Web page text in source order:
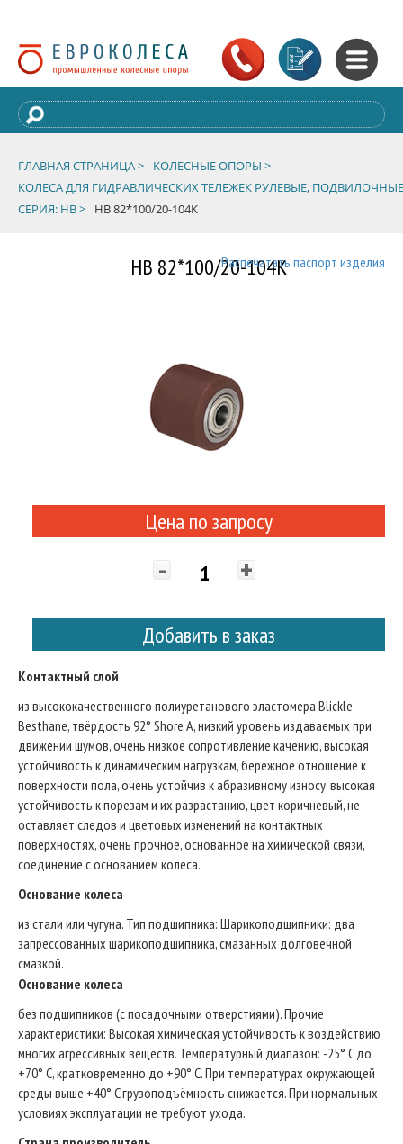
ГЛАВНАЯ СТРАНИЦА >
КОЛЕСНЫЕ ОПОРЫ >
КОЛЕСА ДЛЯ ГИДРАВЛИЧЕСКИХ ТЕЛЕЖЕК РУЛЕВЫЕ,
СЕРИЯ: HB >
HB 82*100/20-104K
HB 82*100/20-104KРаспечатать паспорт изделия
Цена по запросу
- +
Добавить в заказ
Контактный слой
из высококачественного полиуретанового эластомера Blickle
Besthane, твёрдость 92° Shore A, низкий уровень издаваемых при
движении шумов, очень низкое сопротивление качению, высокая
устойчивость к динамическим нагрузкам, бережное отношение к
поверхности пола, очень устойчив к абразивному износу, высокая
устойчивость к порезам и их разрастанию, цвет коричневый, не
оставляет следов и цветовых изменений на контактных
поверхностях, очень прочное, основанное на химической связи,
соединение с основанием колеса.
Основание колеса
из стали или чугуна. Тип подшипникa: Шарикоподшипники: два
запрессованных шарикоподшипника, смазанных долговечной
смазкой.
Основание колеса
без подшипников (с посадочными отверстиями). Прочие
характеристики: Высокая химическая устойчивость к воздействию
многих агрессивных веществ. Температурный диапазон: -25° C до
+70° C, кратковременно до +90° C. При температурах окружающей
среды выше +40° C грузоподъёмность снижается. При нормальных
условиях эксплуатации не требуют ухода.